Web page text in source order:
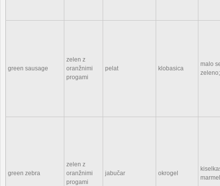
green sausage
zelen z
oranžnimi
progami
pelat klobasica
malo
green zebra
zelen z
oranžnimi
progami
jabučar okrogel